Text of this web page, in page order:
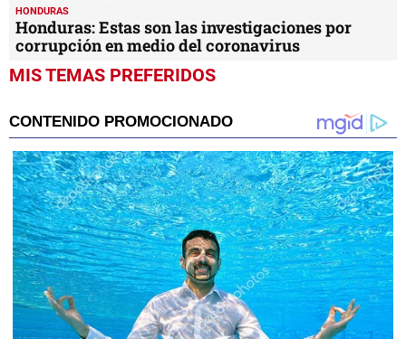
HONDURAS
Honduras: Estas son las investigaciones por
corrupción en medio del coronavirus
MIS TEMAS PREFERIDOS